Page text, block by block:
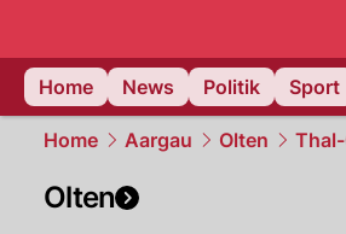
Home
News Politik Sport
Home Aargau Olten
Olten